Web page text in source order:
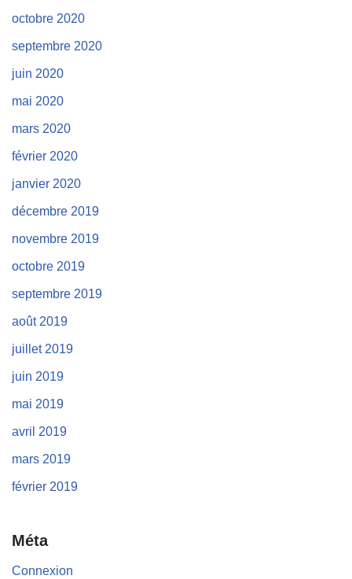
octobre 2020
septembre 2020
juin 2020
mai 2020
mars 2020
février 2020
janvier 2020
décembre 2019
novembre 2019
octobre 2019
septembre 2019
août 2019
juillet 2019
juin 2019
mai 2019
avril 2019
mars 2019
février 2019
Méta
Connexion